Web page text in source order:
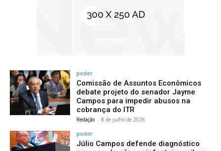
poder
Comissão de Assuntos Econômicos
debate projeto do senador Jayme
Campos para impedir abusos na
cobrança do ITR
Redação - 8 de julho de 2026
poder
Júlio Campos defende diagnóstico